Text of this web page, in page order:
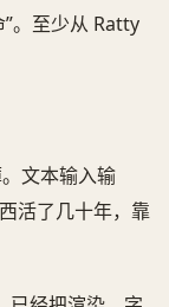
。至少从 Ratty
文本输入输
活了几十年，靠